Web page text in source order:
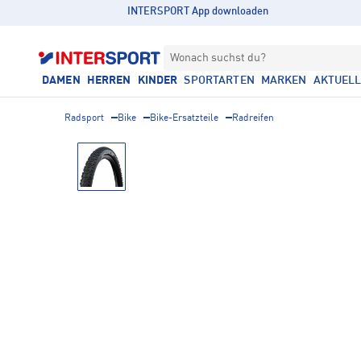
INTERSPORT App downloaden
Wonach suchst du?
DAMEN HERREN KINDER SPORTARTEN MARKEN
Radsport Bike Bike-Ersatzteile Radreifen